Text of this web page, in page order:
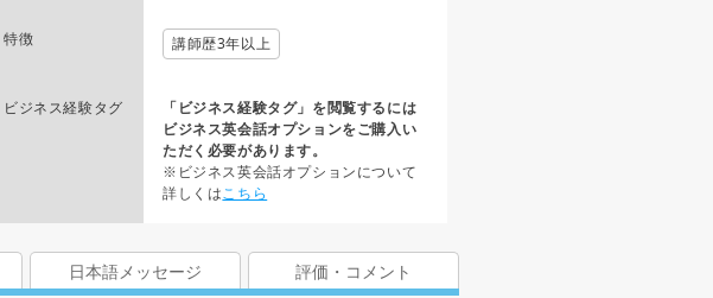
特徴 講師歴3年以上
ビジネス経験タグ
「ビジネス経験タグ」を閲覧するには
ビジネス英会話オプションをご購入い
ただく必要があります。
※ビジネス英会話オプションについて
詳しくはこちら
日本語メッセージ 評価・コメント